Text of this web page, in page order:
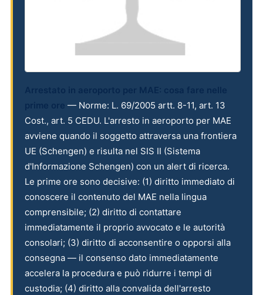
— Norme: L. 69/2005 artt. 8-11, art. 13
Cost., art. 5 CEDU. L'arresto in aeroporto per MAE
avviene quando il soggetto attraversa una frontiera
UE (Schengen) e risulta nel SIS II (Sistema
d'Informazione Schengen) con un alert di ricerca.
Le prime ore sono decisive: (1) diritto immediato di
conoscere il contenuto del MAE nella lingua
comprensibile; (2) diritto di contattare
immediatamente il proprio avvocato e le autorità
consolari; (3) diritto di acconsentire o opporsi alla
consegna — il consenso dato immediatamente
accelera la procedura e può ridurre i tempi di
custodia; (4) diritto alla convalida dell'arresto